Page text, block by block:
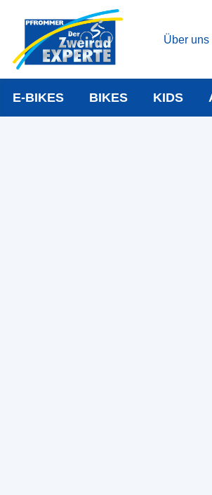
Über uns
E-BIKES BIKES KIDS